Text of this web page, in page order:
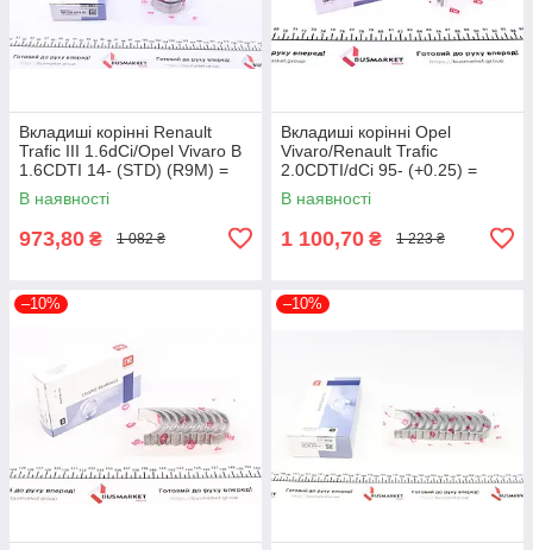
Вкладиші корінні Renault
Trafic III 1.6dCi/Opel Vivaro B
1.6CDTI 14- (STD) (R9M) =
603815 180 038 0015 00
UA61
В наявності
973,80 ₴ 1 082 ₴
Вкладиші корінні Opel
Vivaro/Renault Trafic
2.0CDTI/dCi 95- (+0.25) =
6038142500 NPR 180 038
0014 15 UA61
В наявності
1 100,70 ₴ 1 223 ₴
–10% –10%